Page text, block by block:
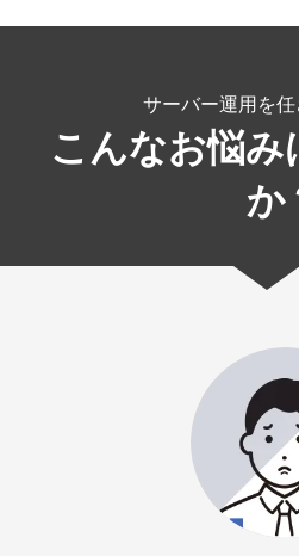
サーバー運用を
こんなお悩
か